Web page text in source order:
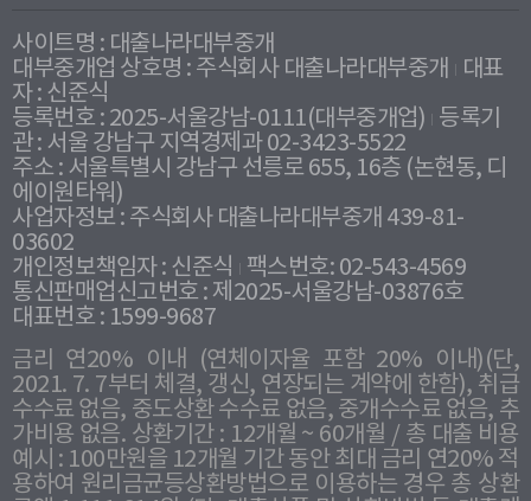
사이트명 : 대출나라대부중개
대부중개업 상호명 : 주식회사 대출나라대부중개
대표
자 : 신준식
등록번호 : 2025-서울강남-0111(대부중개업) 등록기
관 : 서울 강남구 지역경제과 02-3423-5522
주소 : 서울특별시 강남구 선릉로 655, 16층 (논현동, 디
에이원타워)
사업자정보 : 주식회사 대출나라대부중개 439-81-
03602
개인정보책임자 : 신준식
팩스번호: 02-543-4569
통신판매업신고번호 : 제2025-서울강남-03876호
대표번호 : 1599-9687
금리 연20% 이내 (연체이자율 포함 20% 이내)(단,
2021. 7. 7부터 체결, 갱신, 연장되는 계약에 한함), 취급
수수료 없음, 중도상환 수수료 없음, 중개수수료 없음, 추
가비용 없음. 상환기간 : 12개월 ~ 60개월 / 총 대출 비용
예시 : 100만원을 12개월 기간 동안 최대 금리 연20% 적
용하여 원리금균등상환방법으로 이용하는 경우 총 상환